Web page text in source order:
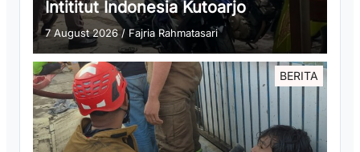
Intititut Indonesia Kutoarjo
7 August 2026/ Fajria Rahmatasari
BERITA